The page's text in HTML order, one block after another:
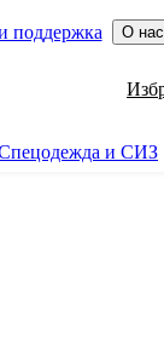
поддержка О нас
и СИЗ